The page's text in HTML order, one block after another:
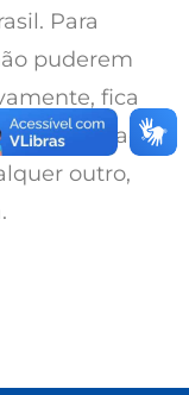
Para
puderem
fica
Estado
outro,